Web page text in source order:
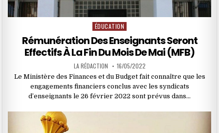
Posted
in
ÉDUCATION
Rémunération Des Enseignants Seront
Effectifs À La Fin Du Mois De Mai (MFB)
LA RÉDACTION 16/05/2022
Le Ministère des Finances et du Budget fait connaître que les
engagements financiers conclus avec les syndicats
d’enseignants le 26 février 2022 sont prévus dans…